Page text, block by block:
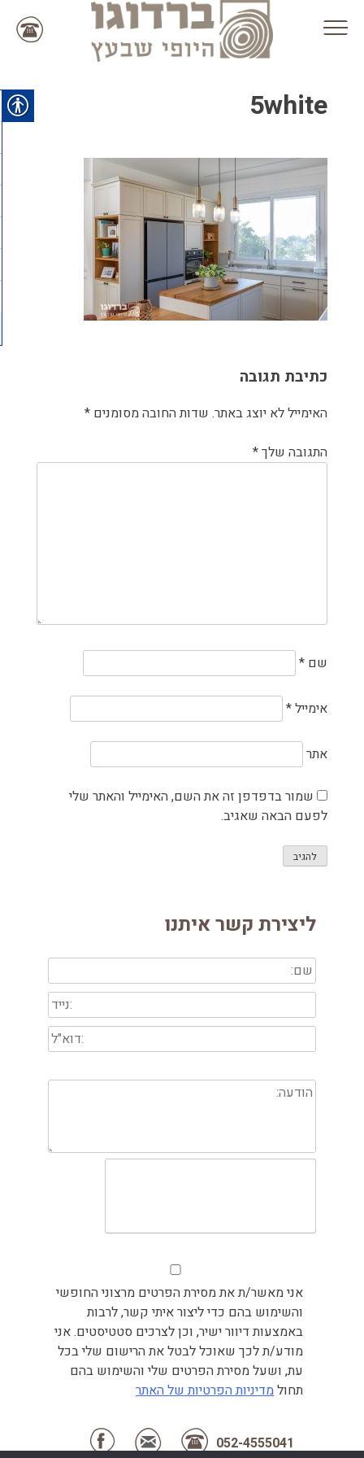
5white
כתיבת תגובה
האימייל לא יוצג באתר. שדות החובה מסומנים *
התגובה שלך*
שם *
אימייל*
אתר
שמור בדפדפן זה את השם, האימייל והאתר שלי
לפעם הבאה שאגיב.
ליצירת קשר איתנו
אני מאשר/ת את מסירת הפרטים מרצוני החופשי
והשימוש בהם כדי ליצור איתי קשר, לרבות
באמצעות דיוור ישיר, וכן לצרכים סטטיסטים. אני
מודע/ת לכך שאוכל לבטל את הרישום שלי בכל
עת, ושעל מסירת הפרטים שלי והשימוש בהם
תחולמדיניות הפרטיות של האתר
052-4555041